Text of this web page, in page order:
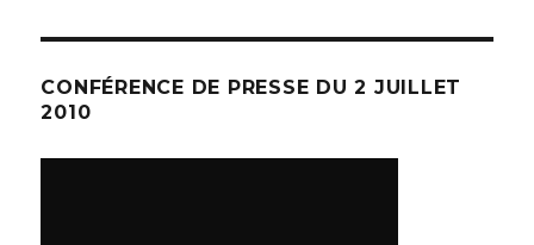
CONFÉRENCE DE PRESSE DU 2 JUILLET
2010